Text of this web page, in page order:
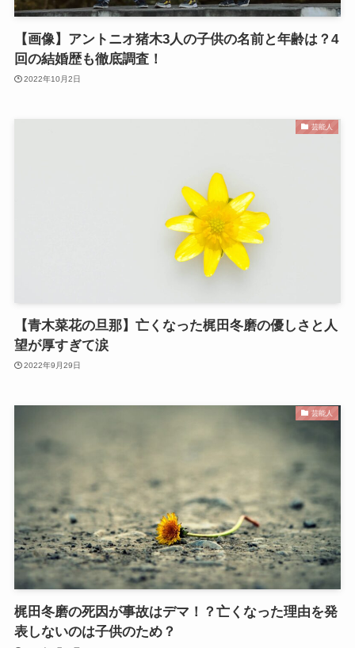
【画像】アントニオ猪木3人の子供の名前と年齢は？4
回の結婚歴も徹底調査！
2022年10月2日
芸能人
【青木菜花の旦那】亡くなった梶田冬磨の優しさと人
望が厚すぎて涙
2022年9月29日
芸能人
梶田冬磨の死因が事故はデマ！？亡くなった理由を発
表しないのは子供のため？